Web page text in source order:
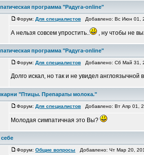
программа "Радуга-online"
Форум: Для специалистов Добавлено: Вс Июн 01,
А нельзя совсем упростить.. , ну чтобы не
программа "Радуга-online"
Форум: Для специалистов Добавлено: Сб Май 31,
Долго искал, но так и не увидел англоязычной
"Птицы. Препараты молока."
Форум: Для специалистов Добавлено: Вт Апр 01,
Молодая симпатичная это Вы?
Форум: Общие вопросы Добавлено: Чт Мар 20,